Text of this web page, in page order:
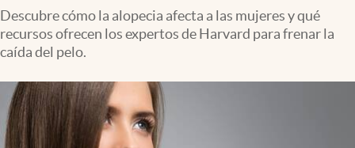
PC y mobile
Lifestyle
USA
Descubre cómo la alopecia afecta a las mujeres y qué
recursos ofrecen los expertos de Harvard para frenar la
caída del pelo.